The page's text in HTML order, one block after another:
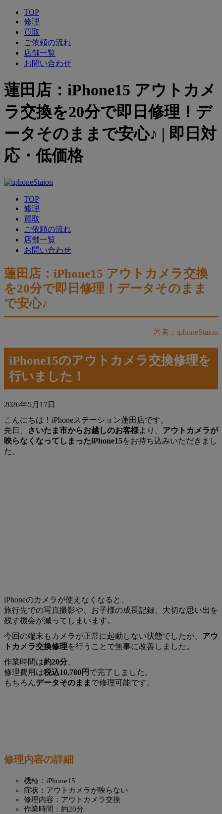
TOP
修理
買取
ご依頼の流れ
店舗一覧
お問い合わせ
蓮田店：iPhone15 アウトカメ
ラ交換を20分で即日修理！デ
ータそのままで安心♪ | 即日対
応・低価格
TOP
修理
買取
ご依頼の流れ
店舗一覧
お問い合わせ
蓮田店：iPhone15 アウトカメラ交換
を20分で即日修理！データそのまま
で安心♪
著者：iphoneStaion
iPhone15のアウトカメラ交換修理を
行いました！
2026年5月17日
こんにちは！iPhoneステーション蓮田店です。
先日、
さいたま市からお越しのお客様より、 アウトカメラが
映らなくなってしまったiPhone15をお持ち込みいただきまし
た。
iPhoneのカメラが使えなくなると、
旅行先での写真撮影や、お子様の成長記録、大切な思い出を
残す機会が減ってしまいます。
今回の端末もカメラが正常に起動しない状態でしたが、 アウ
トカメラ交換修理を行うことで無事に改善しました。
作業時間は約20分
修理費用は税込10,780円 で完了しました。
もちろんデータそのまま で修理可能です。
修理内容の詳細
機種：iPhone15
症状：アウトカメラが映らない
修理内容：アウトカメラ交換
作業時間：約20分